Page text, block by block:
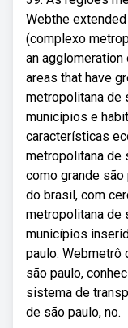
Webthe
(complexo
an
areas that have
metropolitana de
municípios e
características
metropolitana de
como grande são
do brasil, com
metropolitana de
municípios
paulo. Webmetrô
são paulo,
sistema de
de são paulo, no.